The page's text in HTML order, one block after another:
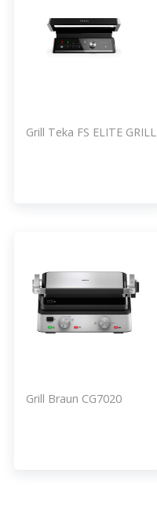
Grill Teka FS ELITE GRILL
Grill Braun CG7020